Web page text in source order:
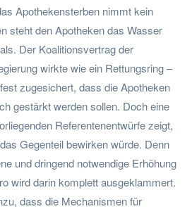
Apothekensterben nimmt kein
steht den Apotheken das Wasser
Der Koalitionsvertrag der
wirkte wie ein Rettungsring –
zugesichert, dass die Apotheken
gestärkt werden sollen. Doch eine
Referentenentwürfe zeigt,
Gegenteil bewirken würde. Denn
und dringend notwendige Erhöhung
wird darin komplett ausgeklammert.
dass die Mechanismen für